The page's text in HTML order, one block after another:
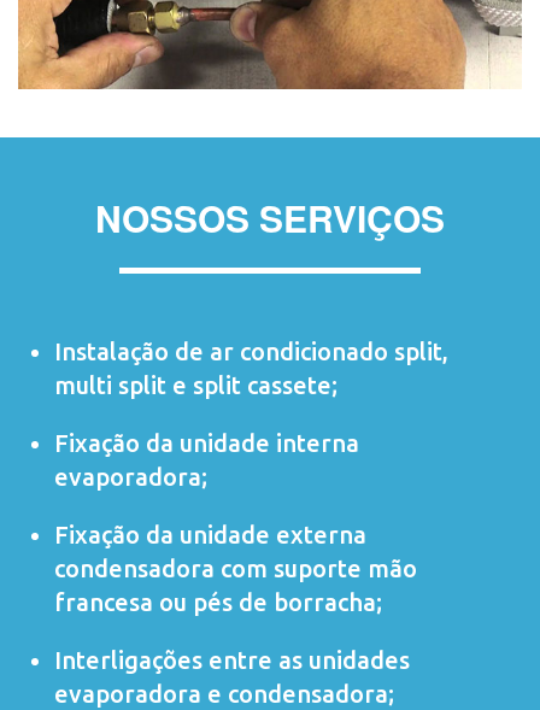
NOSSOS SERVIÇOS
Instalação de ar condicionado split,
multi split e split cassete;
Fixação da unidade interna
evaporadora;
Fixação da unidade externa
condensadora com suporte mão
francesa ou pés de borracha;
Interligações entre as unidades
evaporadora e condensadora;